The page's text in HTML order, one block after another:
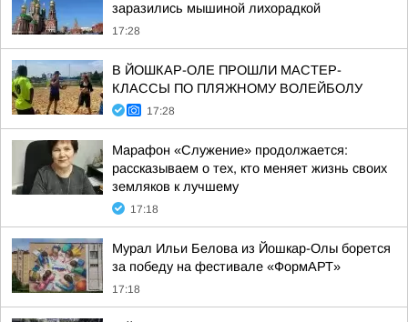
заразились мышиной лихорадкой
17:28
В ЙОШКАР-ОЛЕ ПРОШЛИ МАСТЕР-
КЛАССЫ ПО ПЛЯЖНОМУ ВОЛЕЙБОЛУ
17:28
Марафон «Служение» продолжается:
рассказываем о тех, кто меняет жизнь своих
земляков к лучшему
17:18
Мурал Ильи Белова из Йошкар-Олы борется
за победу на фестивале «ФормАРТ»
17:18